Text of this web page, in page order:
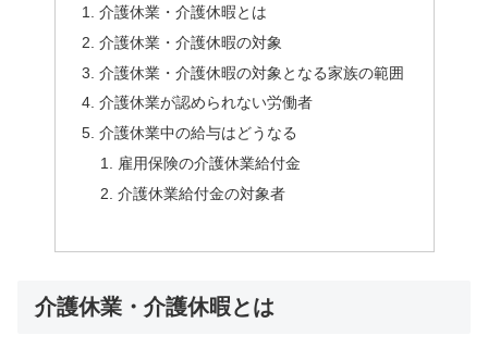
介護休業・介護休暇とは
介護休業・介護休暇の対象
介護休業・介護休暇の対象となる家族の範囲
介護休業が認められない労働者
介護休業中の給与はどうなる
雇用保険の介護休業給付金
介護休業給付金の対象者
介護休業・介護休暇とは